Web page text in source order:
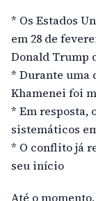
* Os Estados
em 28 de
Donald Trump
* Durante uma
Khamenei foi
* Em resposta,
sistemáticos
* O conflito já
seu início
Até o